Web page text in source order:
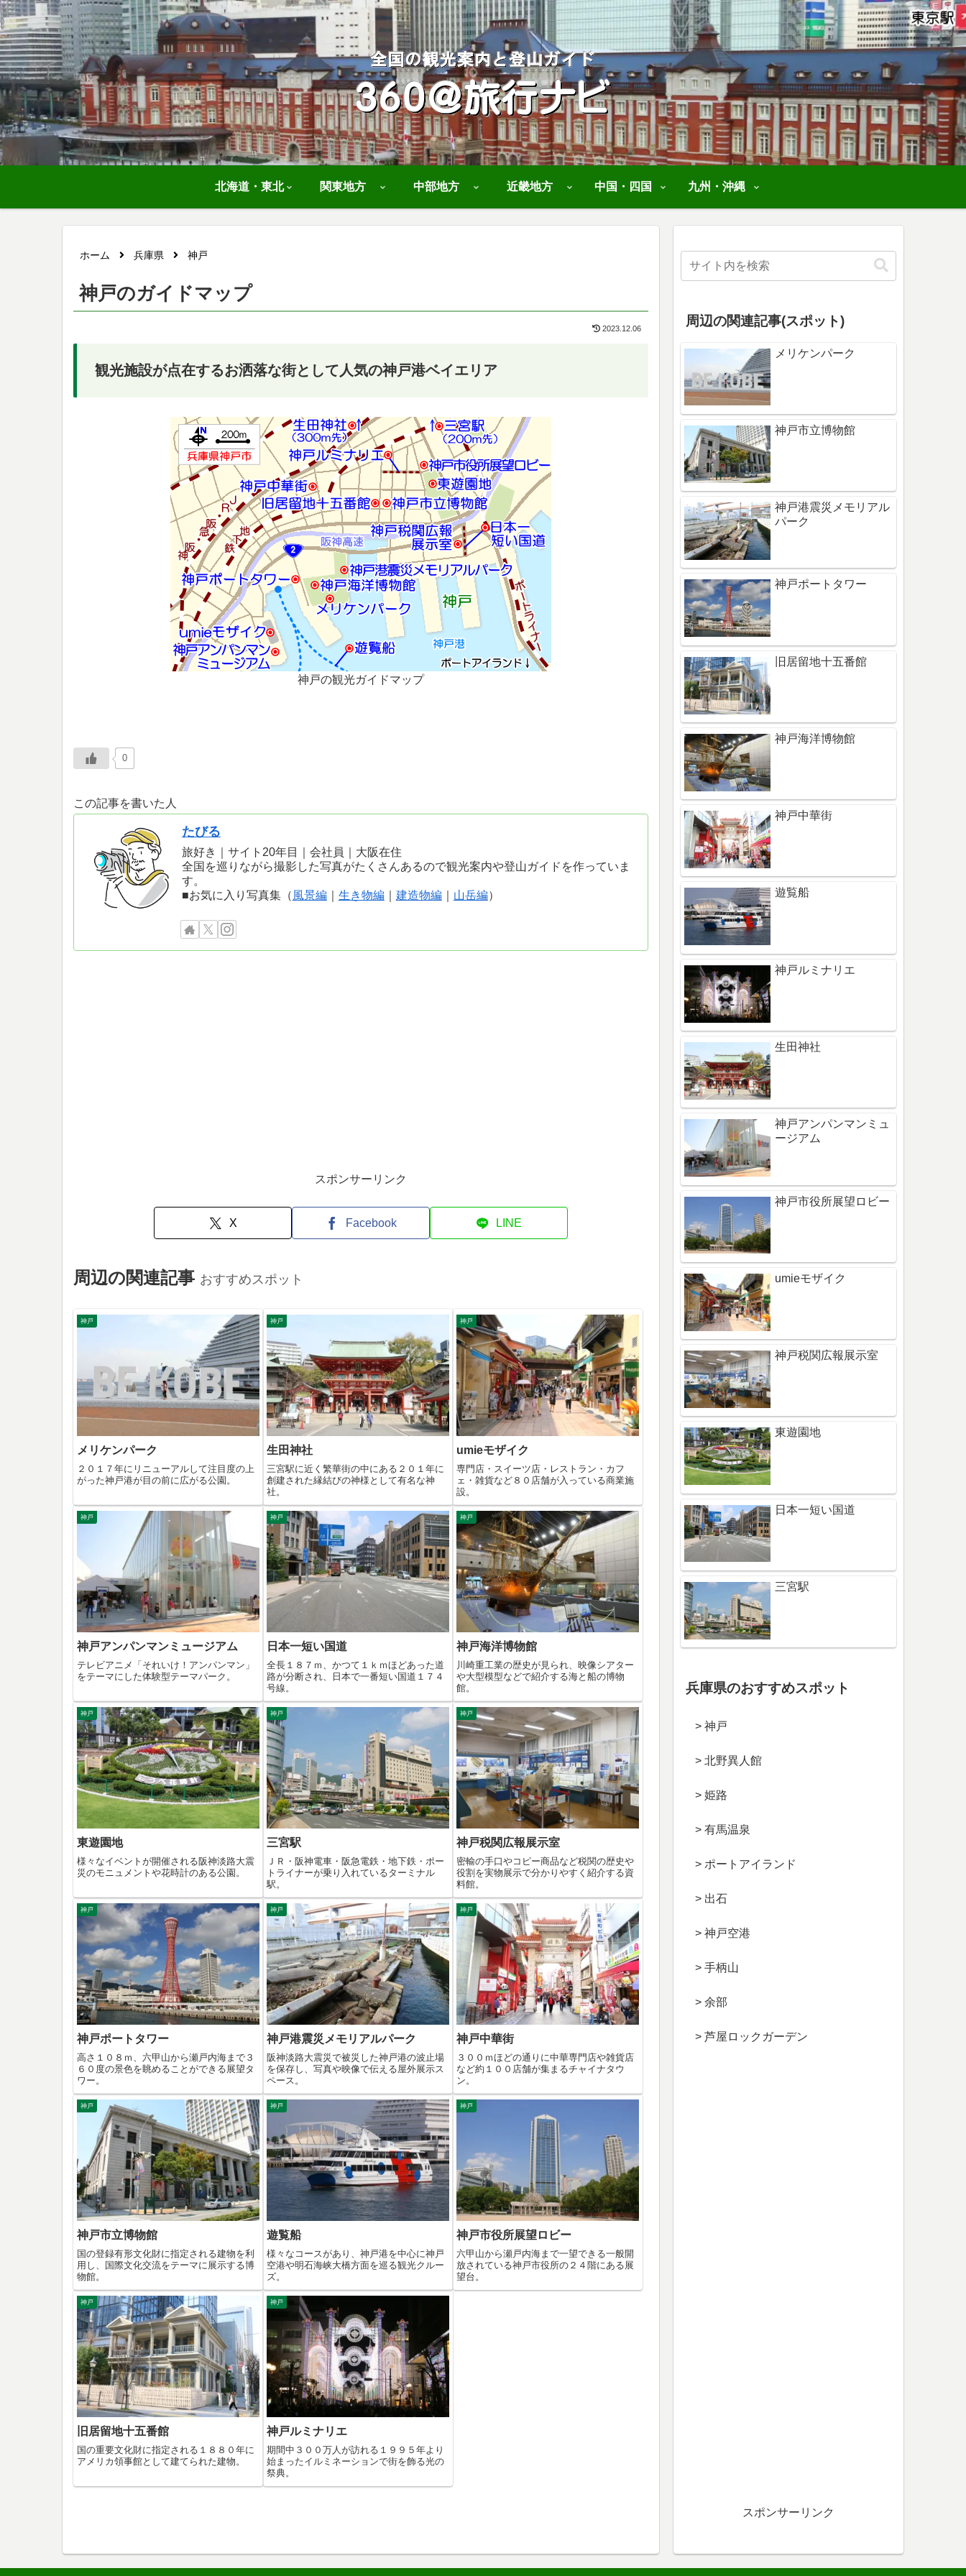
北海道・東北 関東地方 中部地方 近畿地方 中国・四国 九州・沖縄
ホーム 兵庫県 神戸
神戸のガイドマップ
2023.12.06
観光施設が点在するお洒落な街として人気の神戸港ベイエリア
神戸の観光ガイドマップ
0
この記事を書いた人
たびる
旅好き｜サイト20年目｜会社員｜大阪在住
全国を巡りながら撮影した写真がたくさんあるので観光案内や登山ガイドを作っていま
す。
■お気に入り写真集（風景編｜ 生き物編｜ 建造物編｜ 山岳編）
スポンサーリンク
X Facebook LINE
周辺の関連記事 おすすめスポット
神戸
メリケンパーク
２０１７年にリニューアルして注目度の上
がった神戸港が目の前に広がる公園。
神戸
生田神社
三宮駅に近く繁華街の中にある２０１年に
創建された縁結びの神様として有名な神
社。
神戸
umieモザイク
専門店・スイーツ店・レストラン・カフ
ェ・雑貨など８０店舗が入っている商業施
設。
神戸
神戸アンパンマンミュージアム
テレビアニメ「それいけ！アンパンマン」
をテーマにした体験型テーマパーク。
神戸
日本一短い国道
全長１８７ｍ、かつて１ｋｍほどあった道
路が分断され、日本で一番短い国道１７４
号線。
神戸
神戸海洋博物館
川崎重工業の歴史が見られ、映像シアター
や大型模型などで紹介する海と船の博物
館。
神戸
東遊園地
様々なイベントが開催される阪神淡路大震
災のモニュメントや花時計のある公園。
神戸
三宮駅
ＪＲ・阪神電車・阪急電鉄・地下鉄・ポー
トライナーが乗り入れているターミナル
駅。
神戸
神戸税関広報展示室
密輸の手口やコピー商品など税関の歴史や
役割を実物展示で分かりやすく紹介する資
料館。
神戸
神戸ポートタワー
高さ１０８ｍ、六甲山から瀬戸内海まで３
６０度の景色を眺めることができる展望タ
ワー。
神戸
神戸港震災メモリアルパーク
阪神淡路大震災で被災した神戸港の波止場
を保存し、写真や映像で伝える屋外展示ス
ペース。
神戸
神戸中華街
３００ｍほどの通りに中華専門店や雑貨店
など約１００店舗が集まるチャイナタウ
ン。
神戸
神戸市立博物館
国の登録有形文化財に指定される建物を利
用し、国際文化交流をテーマに展示する博
物館。
神戸
遊覧船
様々なコースがあり、神戸港を中心に神戸
空港や明石海峡大橋方面を巡る観光クルー
ズ。
神戸
神戸市役所展望ロビー
六甲山から瀬戸内海まで一望できる一般開
放されている神戸市役所の２４階にある展
望台。
神戸
旧居留地十五番館
国の重要文化財に指定される１８８０年に
アメリカ領事館として建てられた建物。
神戸
神戸ルミナリエ
期間中３００万人が訪れる１９９５年より
始まったイルミネーションで街を飾る光の
祭典。
周辺の関連記事(スポット)
メリケンパーク
神戸市立博物館
神戸港震災メモリアル
パーク
神戸ポートタワー
旧居留地十五番館
神戸海洋博物館
神戸中華街
遊覧船
神戸ルミナリエ
生田神社
神戸アンパンマンミュ
ージアム
神戸市役所展望ロビー
umieモザイク
神戸税関広報展示室
東遊園地
日本一短い国道
三宮駅
兵庫県のおすすめスポット
> 神戸
> 北野異人館
> 姫路
> 有馬温泉
> ポートアイランド
> 出石
> 神戸空港
> 手柄山
> 余部
> 芦屋ロックガーデン
スポンサーリンク